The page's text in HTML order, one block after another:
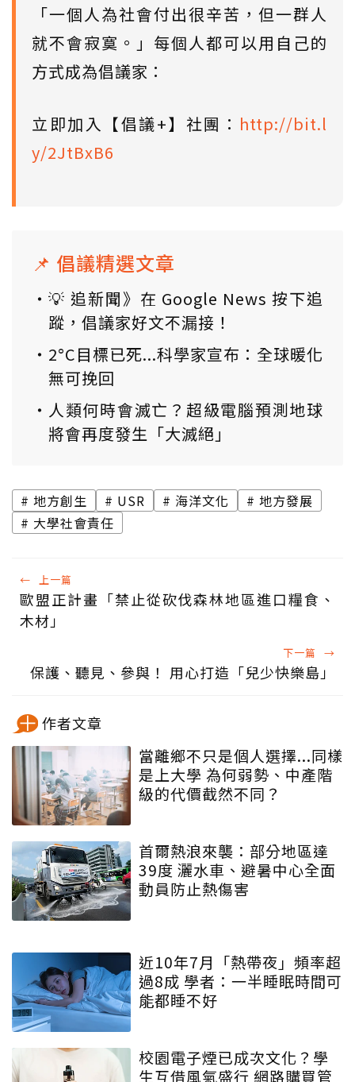
「一個人為社會付出很辛苦，但一群人
就不會寂寞。」每個人都可以用自己的
方式成為倡議家：
立即加入【倡議+】社團： http://bit.l
y/2JtBxB6
📌 倡議精選文章
💡 追新聞》在 Google News 按下追
蹤，倡議家好文不漏接！
2°C目標已死...科學家宣布：全球暖化
無可挽回
人類何時會滅亡？超級電腦預測地球
將會再度發生「大滅絕」
地方創生 USR 海洋文化
地方發展
大學社會責任
← 上一篇
歐盟正計畫「禁止從砍伐森林地區進口糧食、
木材」
下一篇 →
保護、聽見、參與！ 用心打造「兒少快樂島」
作者文章
當離鄉不只是個人選擇...同樣
是上大學 為何弱勢、中產階
級的代價截然不同？
首爾熱浪來襲：部分地區達
39度 灑水車、避暑中心全面
動員防止熱傷害
近10年7月「熱帶夜」頻率超
過8成 學者：一半睡眠時間可
能都睡不好
校園電子煙已成次文化？學
生互借風氣盛行 網路購買管